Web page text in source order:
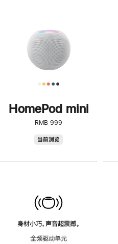
HomePod mini
RMB 999
当前浏览
身材小巧，声音超震撼。
全频驱动单元